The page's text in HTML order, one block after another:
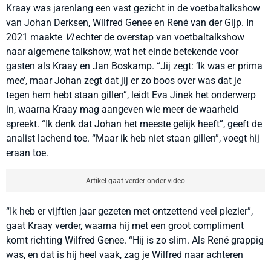
Kraay was jarenlang een vast gezicht in de voetbaltalkshow
van Johan Derksen, Wilfred Genee en René van der Gijp. In
2021 maakte VIechter de overstap van voetbaltalkshow
naar algemene talkshow, wat het einde betekende voor
gasten als Kraay en Jan Boskamp. “Jij zegt: ‘Ik was er prima
mee’, maar Johan zegt dat jij er zo boos over was dat je
tegen hem hebt staan gillen”, leidt Eva Jinek het onderwerp
in, waarna Kraay mag aangeven wie meer de waarheid
spreekt. “Ik denk dat Johan het meeste gelijk heeft”, geeft de
analist lachend toe. “Maar ik heb niet staan gillen”, voegt hij
eraan toe.
Artikel gaat verder onder video
“Ik heb er vijftien jaar gezeten met ontzettend veel plezier”,
gaat Kraay verder, waarna hij met een groot compliment
komt richting Wilfred Genee. “Hij is zo slim. Als René grappig
was, en dat is hij heel vaak, zag je Wilfred naar achteren